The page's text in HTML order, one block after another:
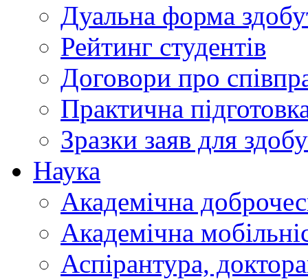
Дуальна форма
Рейтинг студентів
Договори про
Практична
Зразки заяв для
Наука
Академічна
Академічна
Аспірантура,